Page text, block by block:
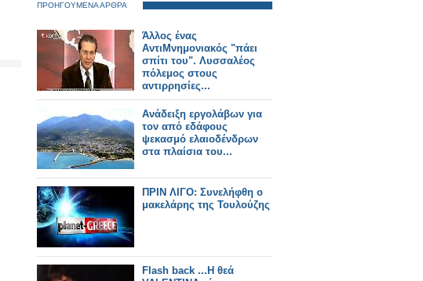
ΠΡΟΗΓΟΥΜΕΝΑ ΑΡΘΡΑ
Άλλος ένας
ΑντιΜνημονιακός "πάει
σπίτι του". Λυσσαλέος
πόλεμος στους
αντιρρησίες...
Ανάδειξη εργολάβων για
τον από εδάφους
ψεκασμό ελαιοδένδρων
στα πλαίσια του...
ΠΡΙΝ ΛΙΓΟ: Συνελήφθη ο
μακελάρης της Τουλούζης
Flash back ...Η θεά